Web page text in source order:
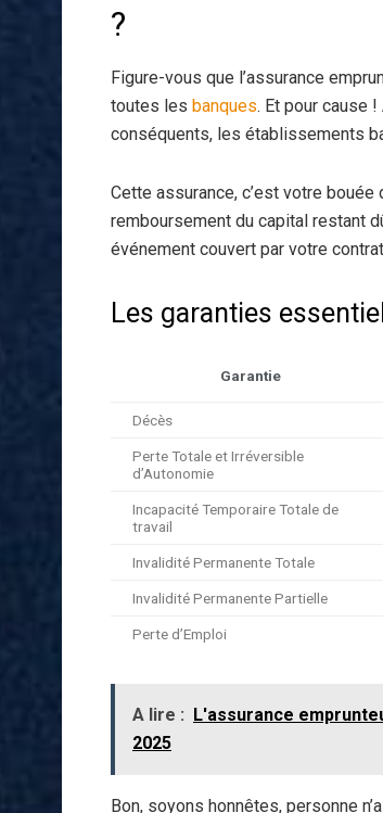
?
Figure-vous que l’assurance
toutes les banques. Et pour cause
conséquents, les établissements
Cette assurance, c’est votre
remboursement du capital restant
événement couvert par votre
Les garanties
Garantie
Décès
Perte Totale et Irréversible
d’Autonomie
Incapacité Temporaire Totale de
travail
Invalidité Permanente Totale
Invalidité Permanente Partielle
Perte d’Emploi
A lire :
L'assurance
2025
Bon, soyons honnêtes, personne